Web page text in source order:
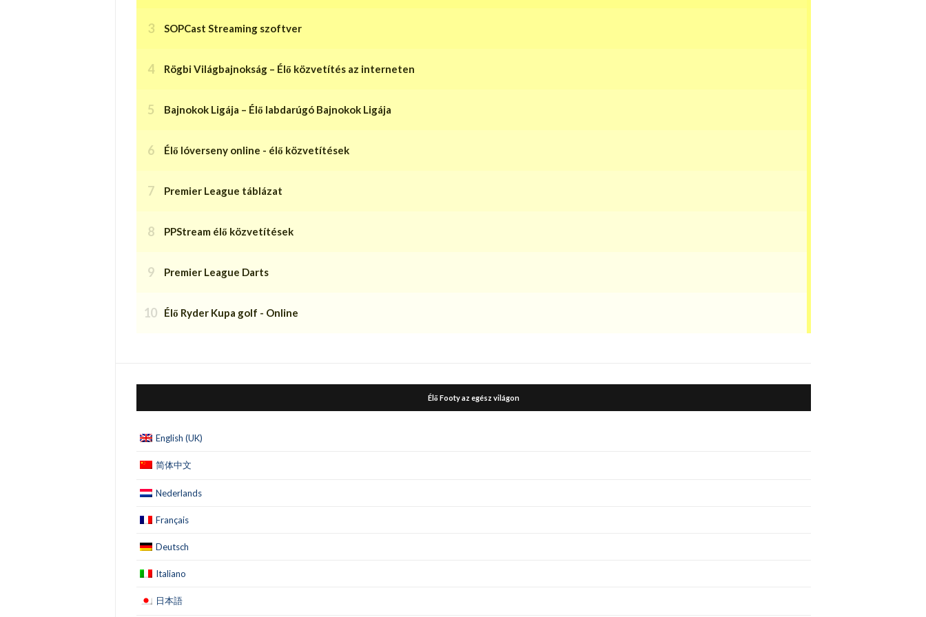
SOPCast Streaming szoftver
Rögbi Világbajnokság – Élő közvetítés az interneten
Bajnokok Ligája – Élő labdarúgó Bajnokok Ligája
Élő lóverseny online - élő közvetítések
Premier League táblázat
PPStream élő közvetítések
Premier League Darts
Élő Ryder Kupa golf - Online
Élő Footy az egész világon
English (UK)
简体中文
Nederlands
Français
Deutsch
Italiano
日本語